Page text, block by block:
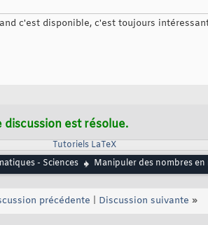
c'est disponible, c'est toujours
discussion est résolue.
Tutoriels LaTeX
- Sciences Manipuler des nombres
précédente Discussion suivante »